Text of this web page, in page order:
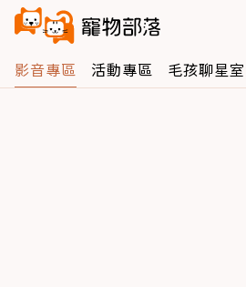
影音專區 活動專區 毛孩聊星室